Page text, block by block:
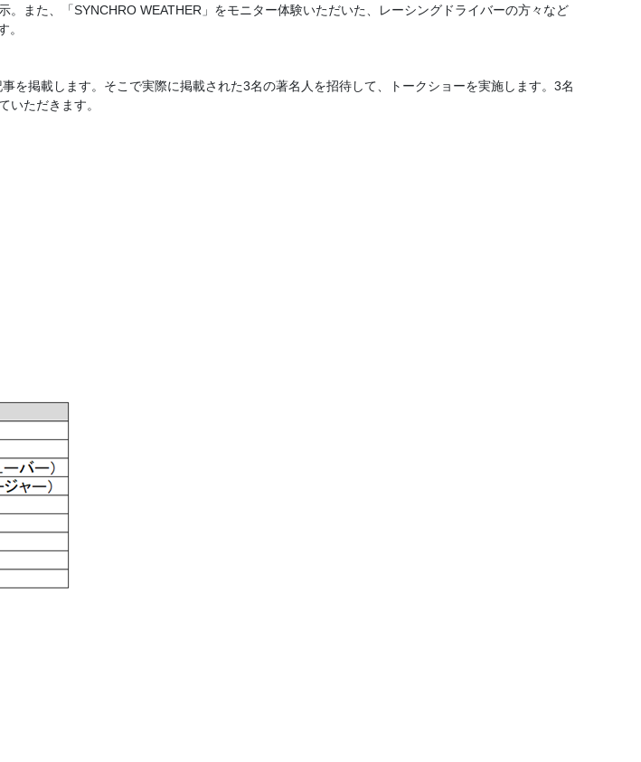
た、「SYNCHRO WEATHER」をモニター体験いただいた、レーシングドライバーの方々など
。
掲載します。そこで実際に掲載された3名の著名人を招待して、トークショーを実施します。3名
いただきます。